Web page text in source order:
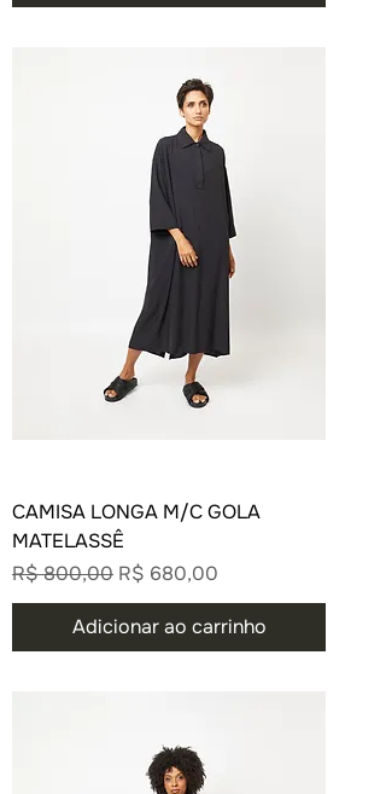
CAMISA LONGA M/C GOLA
MATELASSÊ
Preço normal
R$ 800,00 Preço promocional
R$ 680,00
Adicionar ao carrinho